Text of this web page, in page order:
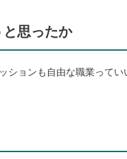
思ったか
ションも自由な職業って